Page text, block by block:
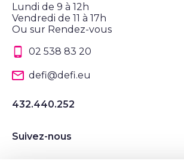
Lundi de 9 à 12h
Vendredi de 11 à 17h
Ou sur Rendez-vous
02 538 83 20
defi@defi.eu
432.440.252
Suivez-nous